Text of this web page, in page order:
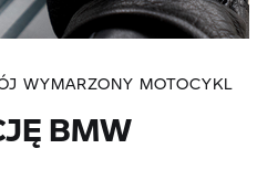
WYMARZONY MOTOCYKL
BMW